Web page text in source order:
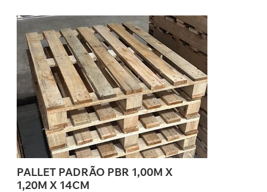
PALLET PADRÃO PBR 1,00M X
1,20M X 14CM